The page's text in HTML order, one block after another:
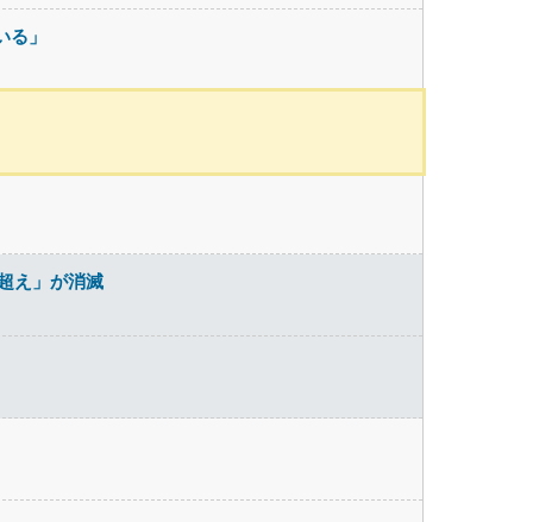
」
え」が消滅